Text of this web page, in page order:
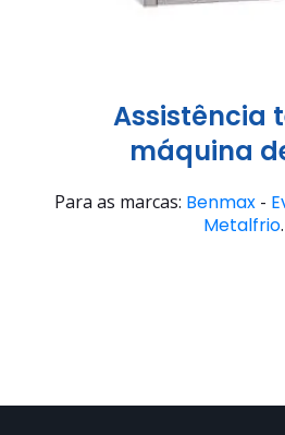
Assistência
máquina
Para as marcas: Benmax -
Metalfrio.